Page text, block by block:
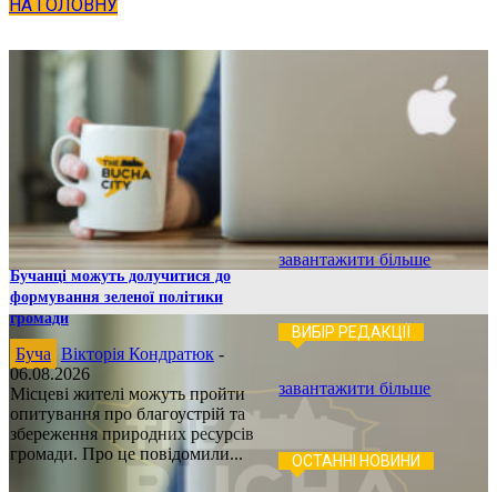
НА ГОЛОВНУ
Бучанці можуть долучитися до
формування зеленої політики
громади
Буча Вікторія Кондратюк -
06.08.2026
Місцеві жителі можуть пройти
опитування про благоустрій та
збереження природних ресурсів
громади. Про це повідомили...
завантажити більше
ВИБІР РЕДАКЦІЇ
завантажити більше
ОСТАННІ НОВИНИ